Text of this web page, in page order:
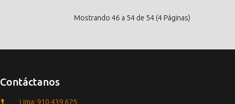
Mostrando 46 a 54 de 54 (4 Páginas)
Contáctanos
Lima: 910 439 625